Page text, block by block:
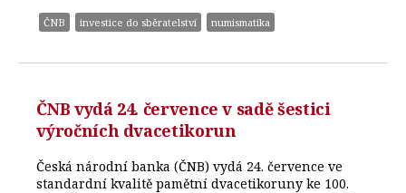
ČNB investice do sběratelství numismatika
ČNB vydá 24. července v sadě šestici
výročních dvacetikorun
Česká národní banka (ČNB) vydá 24. července ve
standardní kvalitě pamětní dvacetikoruny ke 100.